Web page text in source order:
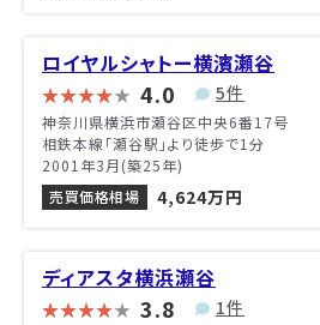
ロイヤルシャトー横濱瀬谷
4.0 5件
神奈川県横浜市瀬谷区中央6番17号
相鉄本線「瀬谷駅」より徒歩で1分
2001年3月(築25年)
売買価格相場
4,624万円
ディアスタ横浜瀬谷
3.8 1件